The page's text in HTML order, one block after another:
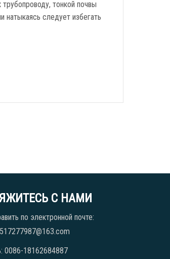
тонкой почвы
следует избегать
С НАМИ
по электронной почте:
0086-18162684887